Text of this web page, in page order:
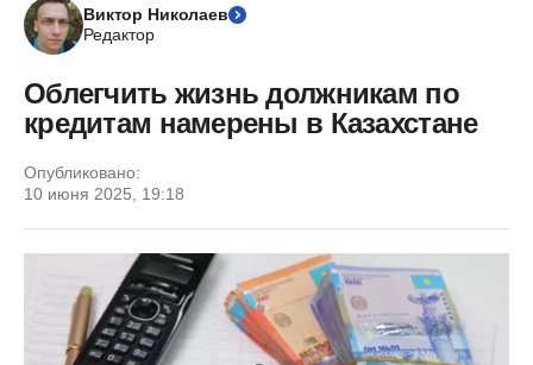
Виктор Николаев
Редактор
Облегчить жизнь должникам по
кредитам намерены в Казахстане
Опубликовано:
10 июня 2025, 19:18